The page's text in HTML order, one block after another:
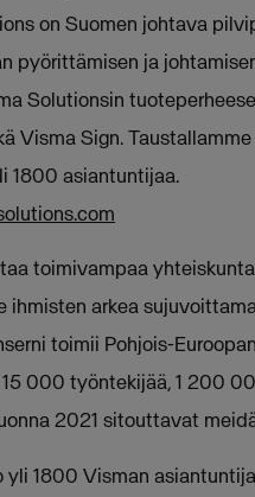
on Suomen johtava
pyörittämisen ja
Solutionsin
Visma Sign.
1800 asiantuntijaa.
toimivampaa
ihmisten arkea
toimii Pohjois-
000 työntekijää, 1 200
2021 sitouttavat
yli 1800 Visman